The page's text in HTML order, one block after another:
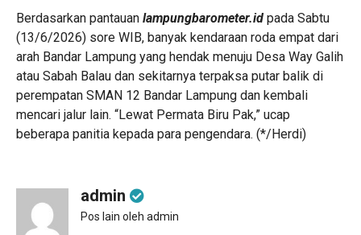
Berdasarkan pantauan lampungbarometer.id pada Sabtu
(13/6/2026) sore WIB, banyak kendaraan roda empat dari
arah Bandar Lampung yang hendak menuju Desa Way Galih
atau Sabah Balau dan sekitarnya terpaksa putar balik di
perempatan SMAN 12 Bandar Lampung dan kembali
mencari jalur lain. “Lewat Permata Biru Pak,” ucap
beberapa panitia kepada para pengendara. (*/Herdi)
admin
Pos lain oleh admin